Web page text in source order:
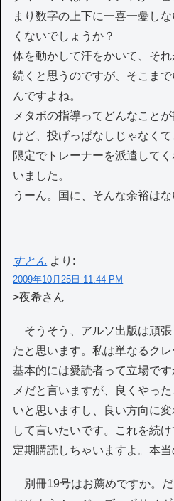
まり数字の上下に一喜一憂し
くないでしょうか？
体を動かして汗をかいて、そ
続くと思うのですが、そこま
んですよね。
メタボの指導ってどんなこと
けど、投げっぱなしじゃなく
限定でトレーナーを派遣して
いました。
うーん。国に、そんな余裕はな
すとん より:
2009年10月25日 11:44 PM
>夜希さん
そうそう、アルソ出版は頑張
たと思います。私は単なるクレ
基本的には愛読者って立場で
メだと言いますが、良くやっ
いと思いますし、良い方向に
して言いたいです。これを続
定期購読しちゃいますよ。本当
別冊19号はお薦めですか。